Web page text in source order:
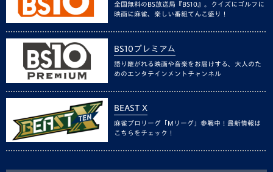
全国無料のBS放送局『BS10』。クイズにゴルフに
映画に麻雀、楽しい番組てんこ盛り！
BS10プレミアム
語り継がれる映画や音楽をお届けする、大人のた
めのエンタテインメントチャンネル
BEAST X
麻雀プロリーグ「Mリーグ」参戦中！最新情報は
こちらをチェック！